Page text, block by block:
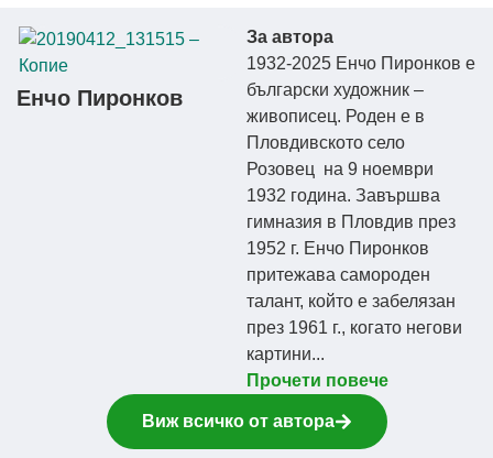
Енчо Пиронков
За автора
1932-2025 Енчо Пиронков е
български художник –
живописец. Роден е в
Пловдивското село
Розовец на 9 ноември
1932 година. Завършва
гимназия в Пловдив през
1952 г. Енчо Пиронков
притежава самороден
талант, който е забелязан
през 1961 г., когато негови
картини...
Прочети повече
Виж всичко от автора